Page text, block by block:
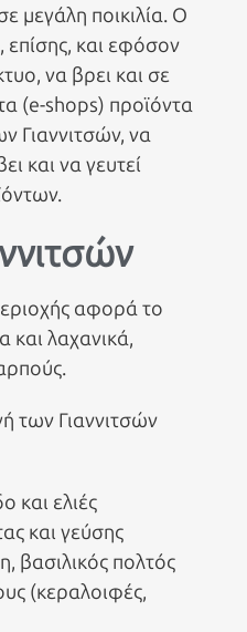
μεγάλη ποικιλία. Ο
και εφόσον
να βρει και σε
(e-shops) προϊόντα
Γιαννιτσών, να
και να γευτεί
αφορά το
και λαχανικά,
των Γιαννιτσών
και ελιές
και γεύσης
βασιλικός πολτός
(κεραλοιφές,